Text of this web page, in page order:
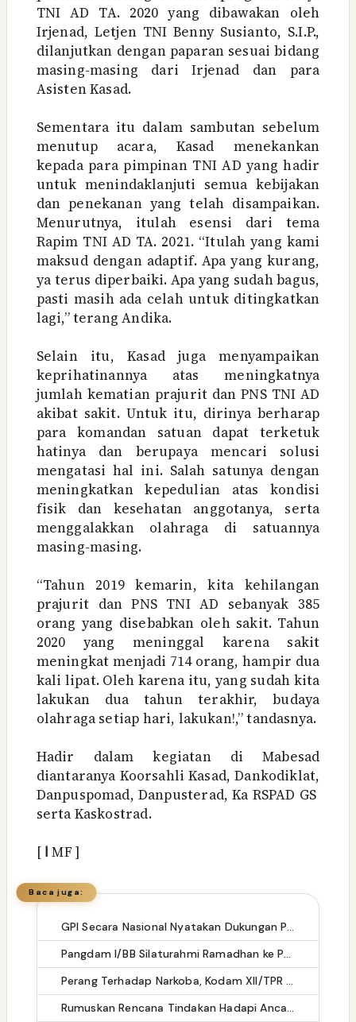
TNI AD TA. 2020 yang dibawakan oleh
Irjenad, Letjen TNI Benny Susianto, S.I.P.,
dilanjutkan dengan paparan sesuai bidang
masing-masing dari Irjenad dan para
Asisten Kasad.
Sementara itu dalam sambutan sebelum
menutup acara, Kasad menekankan
kepada para pimpinan TNI AD yang hadir
untuk menindaklanjuti semua kebijakan
dan penekanan yang telah disampaikan.
Menurutnya, itulah esensi dari tema
Rapim TNI AD TA. 2021. “Itulah yang kami
maksud dengan adaptif. Apa yang kurang,
ya terus diperbaiki. Apa yang sudah bagus,
pasti masih ada celah untuk ditingkatkan
lagi,” terang Andika.
Selain itu, Kasad juga menyampaikan
keprihatinannya atas meningkatnya
jumlah kematian prajurit dan PNS TNI AD
akibat sakit. Untuk itu, dirinya berharap
para komandan satuan dapat terketuk
hatinya dan berupaya mencari solusi
mengatasi hal ini. Salah satunya dengan
meningkatkan kepedulian atas kondisi
fisik dan kesehatan anggotanya, serta
menggalakkan olahraga di satuannya
masing-masing.
“Tahun 2019 kemarin, kita kehilangan
prajurit dan PNS TNI AD sebanyak 385
orang yang disebabkan oleh sakit. Tahun
2020 yang meninggal karena sakit
meningkat menjadi 714 orang, hampir dua
kali lipat. Oleh karena itu, yang sudah kita
lakukan dua tahun terakhir, budaya
olahraga setiap hari, lakukan!,” tandasnya.
Hadir dalam kegiatan di Mabesad
diantaranya Koorsahli Kasad, Dankodiklat,
Danpuspomad, Danpusterad, Ka RSPAD GS
serta Kaskostrad.
[ ا MF ]
Baca juga:
GPI Secara Nasional Nyatakan Dukungan Penuh atas Disahkannya Revisi UU TNI Nomor 34/2024
Pangdam I/BB Silaturahmi Ramadhan ke PT Aqua Farm Indonesia
Perang Terhadap Narkoba, Kodam XII/TPR Berhasil Gagalkan 12,9 Kg Sabu
Rumuskan Rencana Tindakan Hadapi Ancaman, Kasdam XII/Tpr Pimpin Rakor Rentinkon Kotamaops TNI Wilayah Kogabwilhan I TA 2024